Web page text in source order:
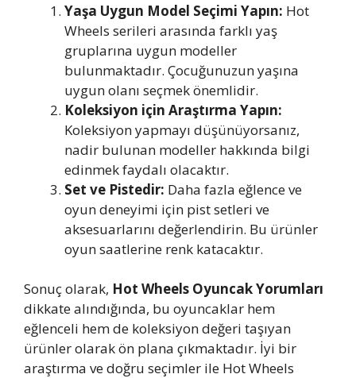
Yaşa Uygun Model Seçimi Yapın: Hot
Wheels serileri arasında farklı yaş
gruplarına uygun modeller
bulunmaktadır. Çocuğunuzun yaşına
uygun olanı seçmek önemlidir.
Koleksiyon için Araştırma Yapın:
Koleksiyon yapmayı düşünüyorsanız,
nadir bulunan modeller hakkında bilgi
edinmek faydalı olacaktır.
Set ve Pistedir: Daha fazla eğlence ve
oyun deneyimi için pist setleri ve
aksesuarlarını değerlendirin. Bu ürünler
oyun saatlerine renk katacaktır.
Sonuç olarak, Hot Wheels Oyuncak Yorumları
dikkate alındığında, bu oyuncaklar hem
eğlenceli hem de koleksiyon değeri taşıyan
ürünler olarak ön plana çıkmaktadır. İyi bir
araştırma ve doğru seçimler ile Hot Wheels